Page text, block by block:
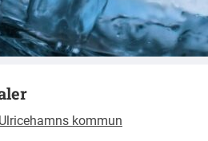
Föreningens stadgar
Vad du kan göra
kommun